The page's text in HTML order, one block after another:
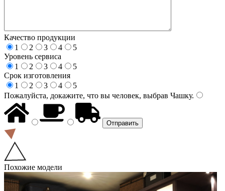
Качество продукции
1
2 3 4
5
Уровень сервиса
1
2 3 4
5
Срок изготовления
1
2 3 4
5
Пожалуйста, докажите, что вы человек, выбрав Чашку.
Похожие модели